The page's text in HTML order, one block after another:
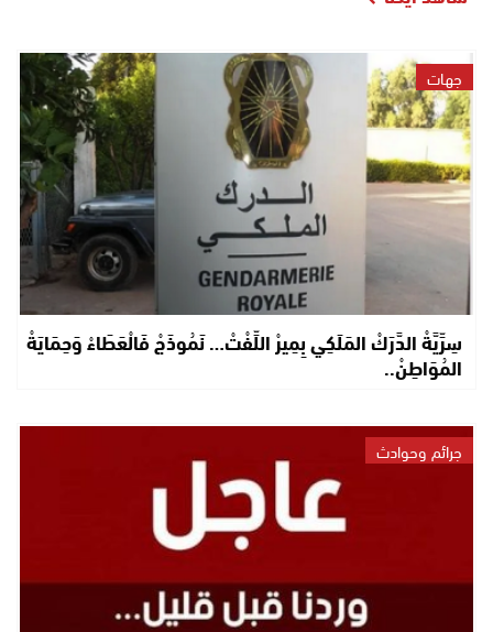
جهات
سِرِّيَّةْ الدَّرَكْ المَلَكِي بِمِيرْ اللِّفْتْ… نَمُوذَجْ فَالْعَطَاءْ وَحِمَايَةْ
المُوَاطِنْ..
جرائم وحوادث